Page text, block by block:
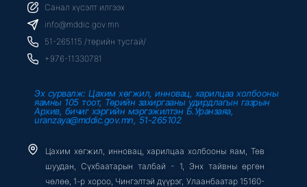
b
o
o
k
f
t
r
u
e
Санал хүсэлт илгээх
info@mddic.gov.mn
51-265115 /төрийн тусгай/
+976-11330781
Эх сурвалж: Цахим хөгжил, инновац, харилцаа холбооны
яамны 105 тоот, Төрийн захиргааны удирдлагын газрын
Архив, бичиг хэргийн мэргэжилтэн Б.Уранзаяа,
uranzaya@mddic.gov.mn, 51-265102
Цахим хөгжил, инновац, харилцаа холбооны яам, Төв
шуудан, Сүхбаатарын талбай - 1, Энх тайвны өргөн
чөлөө, 1-р хороо, Чингэлтэй дүүрэг, Улаанбаатар 15160-